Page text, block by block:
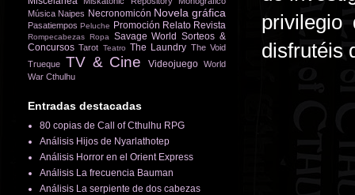
disfrutéis
Música Naipes Necronomicón Novela gráfica
Pasatiempos Peluche Promoción Relato Revista
Rompecabezas Ropa Savage World Sorteos &
Concursos Tarot Teatro The Laundry The Void
Trueque TV & Cine Videojuego World
War Cthulhu
Entradas destacadas
80 copias de Call of Cthulhu RPG
Análisis Hijos de Nyarlathotep
Análisis Horror en el Orient Express
Análisis La frecuencia Bauman
Análisis La serpiente de dos cabezas